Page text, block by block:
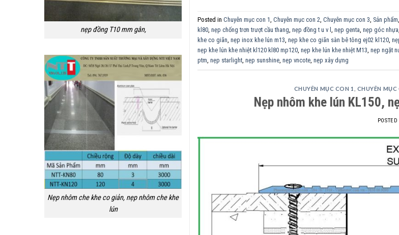
nẹp đồng T10 mm gân,
Nẹp nhôm che khe co giản, nẹp nhôm che khe
lún
Posted in Chuyên mục con 1 Chuyên mục con 2 Chuyên mục con 3 Sản phẩm
kl80 nẹp chống trơn trượt cầu thang nẹp đồng t u v l nẹp genta nẹp góc nhựa
khe co giãn nẹp inox khe lún m13 nẹp khe co giãn sàn bê tông ej02 kl120
nẹp khe lún khe nhiệt kl120 kl80 mp120 nẹp khe lún khe nhiệt M13 nẹp ngặt
ptm nẹp starlight nẹp sunshine nẹp vncote nẹp xây dựng
CHUYÊN MỤC CON 1 CHUYÊN MỤC
Nẹp nhôm khe lún KL150,
POSTED